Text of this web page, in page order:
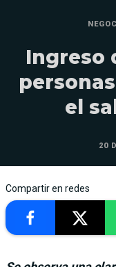
Ingreso
el
20
Compartir en redes